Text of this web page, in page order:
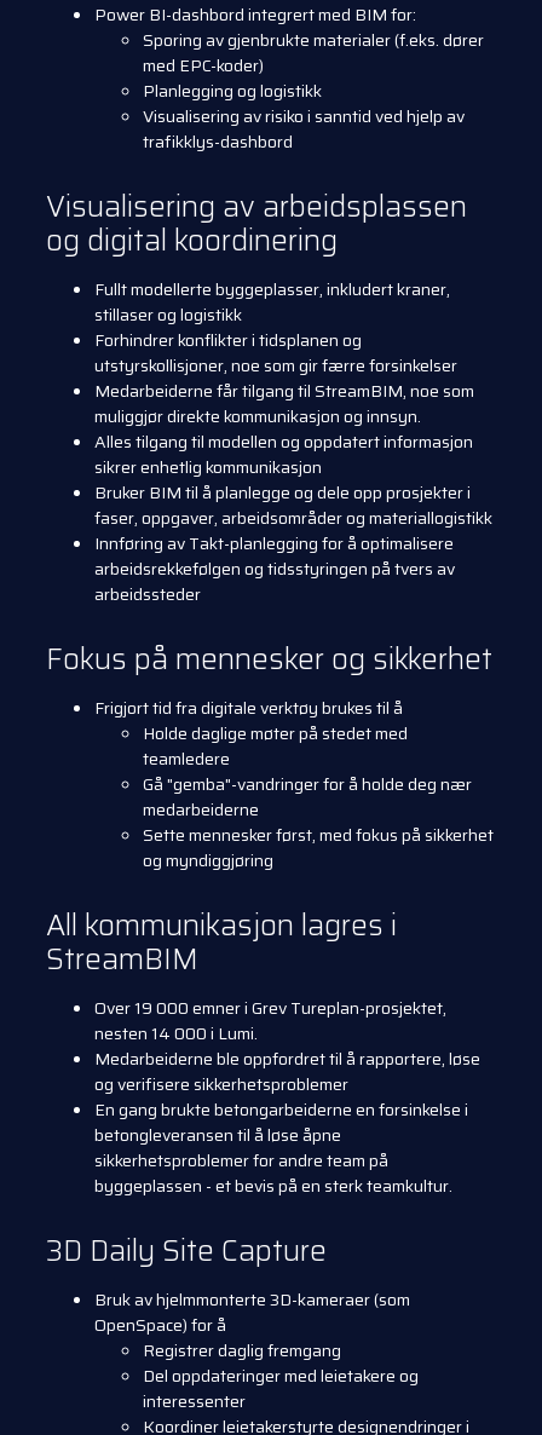
Power BI-dashbord integrert med BIM for:
Sporing av gjenbrukte materialer (f.eks. dører
med EPC-koder)
Planlegging og logistikk
Visualisering av risiko i sanntid ved hjelp av
trafikklys-dashbord
Visualisering av arbeidsplassen
og digital koordinering
Fullt modellerte byggeplasser, inkludert kraner,
stillaser og logistikk
Forhindrer konflikter i tidsplanen og
utstyrskollisjoner, noe som gir færre forsinkelser
Medarbeiderne får tilgang til StreamBIM, noe som
muliggjør direkte kommunikasjon og innsyn.
Alles tilgang til modellen og oppdatert informasjon
sikrer enhetlig kommunikasjon
Bruker BIM til å planlegge og dele opp prosjekter i
faser, oppgaver, arbeidsområder og materiallogistikk
Innføring av Takt-planlegging for å optimalisere
arbeidsrekkefølgen og tidsstyringen på tvers av
arbeidssteder
Fokus på mennesker og sikkerhet
Frigjort tid fra digitale verktøy brukes til å
Holde daglige møter på stedet med
teamledere
Gå "gemba"-vandringer for å holde deg nær
medarbeiderne
Sette mennesker først, med fokus på sikkerhet
og myndiggjøring
All kommunikasjon lagres i
StreamBIM
Over 19 000 emner i Grev Tureplan-prosjektet,
nesten 14 000 i Lumi.
Medarbeiderne ble oppfordret til å rapportere, løse
og verifisere sikkerhetsproblemer
En gang brukte betongarbeiderne en forsinkelse i
betongleveransen til å løse åpne
sikkerhetsproblemer for andre team på
byggeplassen - et bevis på en sterk teamkultur.
3D Daily Site Capture
Bruk av hjelmmonterte 3D-kameraer (som
OpenSpace) for å
Registrer daglig fremgang
Del oppdateringer med leietakere og
interessenter
Koordiner leietakerstyrte designendringer i